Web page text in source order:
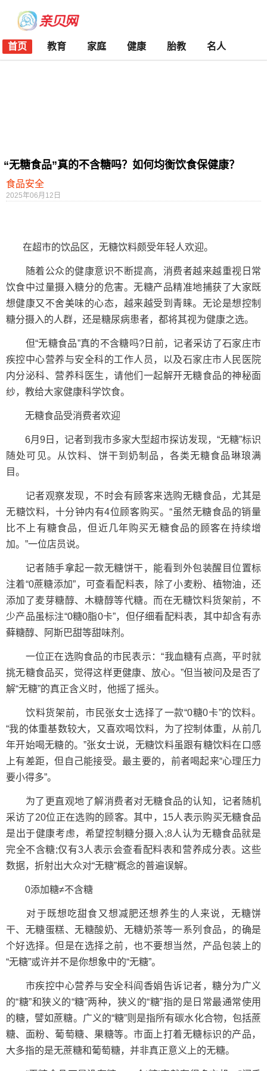
首页 教育 家庭 健康 胎教 名人
“无糖食品”真的不含糖吗？如何均衡饮食保健康？
食品安全
2025年06月12日
在超市的饮品区，无糖饮料颇受年轻人欢迎。
随着公众的健康意识不断提高，消费者越来越重视日常
饮食中过量摄入糖分的危害。无糖产品精准地捕获了大家既
想健康又不舍美味的心态，越来越受到青睐。无论是想控制
糖分摄入的人群，还是糖尿病患者，都将其视为健康之选。
但“无糖食品”真的不含糖吗?日前，记者采访了石家庄市
疾控中心营养与安全科的工作人员，以及石家庄市人民医院
内分泌科、营养科医生，请他们一起解开无糖食品的神秘面
纱，教给大家健康科学饮食。
无糖食品受消费者欢迎
6月9日，记者到我市多家大型超市探访发现，“无糖”标识
随处可见。从饮料、饼干到奶制品，各类无糖食品琳琅满
目。
记者观察发现，不时会有顾客来选购无糖食品，尤其是
无糖饮料，十分钟内有4位顾客购买。“虽然无糖食品的销量
比不上有糖食品，但近几年购买无糖食品的顾客在持续增
加。”一位店员说。
记者随手拿起一款无糖饼干，能看到外包装醒目位置标
注着“0蔗糖添加”，可查看配料表，除了小麦粉、植物油，还
添加了麦芽糖醇、木糖醇等代糖。而在无糖饮料货架前，不
少产品虽标注“0糖0脂0卡”，但仔细看配料表，其中却含有赤
藓糖醇、阿斯巴甜等甜味剂。
一位正在选购食品的市民表示：“我血糖有点高，平时就
挑无糖食品买，觉得这样更健康、放心。”但当被问及是否了
解“无糖”的真正含义时，他摇了摇头。
饮料货架前，市民张女士选择了一款“0糖0卡”的饮料。
“我的体重基数较大，又喜欢喝饮料，为了控制体重，从前几
年开始喝无糖的。”张女士说，无糖饮料虽跟有糖饮料在口感
上有差距，但自己能接受。最主要的，前者喝起来“心理压力
要小得多”。
为了更直观地了解消费者对无糖食品的认知，记者随机
采访了20位正在选购的顾客。其中，15人表示购买无糖食品
是出于健康考虑，希望控制糖分摄入;8人认为无糖食品就是
完全不含糖;仅有3人表示会查看配料表和营养成分表。这些
数据，折射出大众对“无糖”概念的普遍误解。
0添加糖≠不含糖
对于既想吃甜食又想减肥还想养生的人来说，无糖饼
干、无糖蛋糕、无糖酸奶、无糖奶茶等一系列食品，的确是
个好选择。但是在选择之前，也不要想当然，产品包装上的
“无糖”或许并不是你想象中的“无糖”。
市疾控中心营养与安全科阎香娟告诉记者，糖分为广义
的“糖”和狭义的“糖”两种，狭义的“糖”指的是日常最通常使用
的糖，譬如蔗糖。广义的“糖”则是指所有碳水化合物，包括蔗
糖、面粉、葡萄糖、果糖等。市面上打着无糖标识的产品，
大多指的是无蔗糖和葡萄糖，并非真正意义上的无糖。